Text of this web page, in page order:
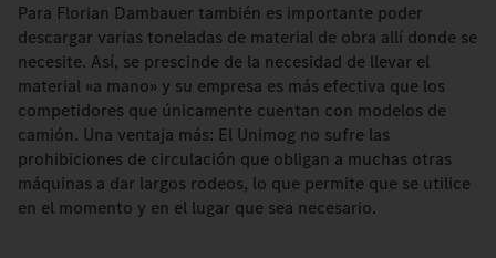
Para Florian Dambauer también es importante poder
descargar varias toneladas de material de obra allí donde se
necesite. Así, se prescinde de la necesidad de llevar el
material «a mano» y su empresa es más efectiva que los
competidores que únicamente cuentan con modelos de
camión. Una ventaja más: El Unimog no sufre las
prohibiciones de circulación que obligan a muchas otras
máquinas a dar largos rodeos, lo que permite que se utilice
en el momento y en el lugar que sea necesario.